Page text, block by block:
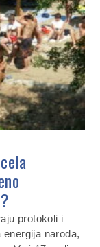
protokoli i
naroda,